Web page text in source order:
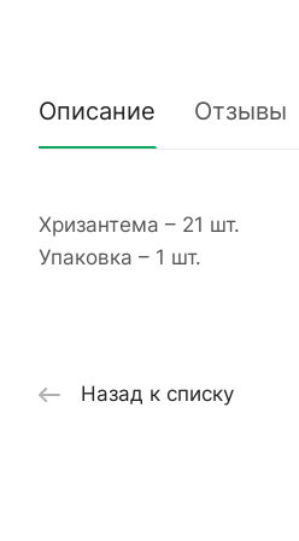
Описание Отзывы
Хризантема – 21 шт.
Упаковка – 1 шт.
Назад к списку